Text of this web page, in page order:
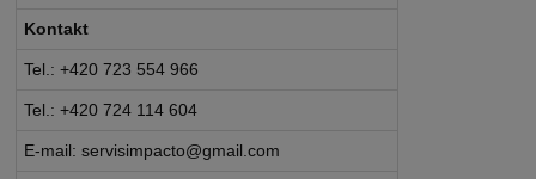
Kontakt
Tel.: +420 723 554 966
Tel.: +420 724 114 604
E-mail: servisimpacto@gmail.com